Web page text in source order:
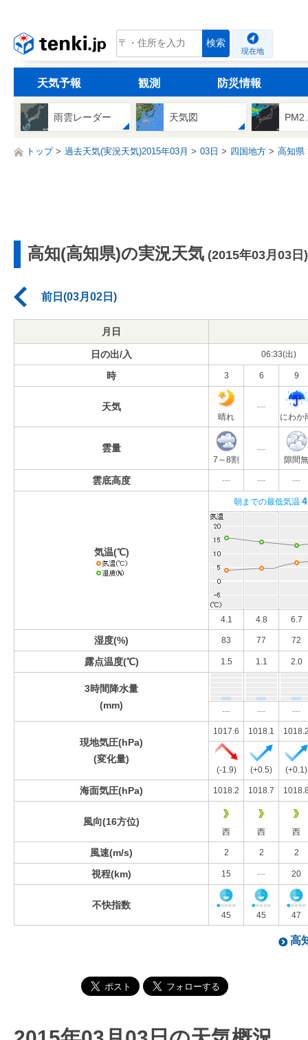
tenki.jp 検索
現在地
天気予報 観測 防災情報
雨雲レーダー 天気図
トップ 過去天気(実況天気)2015年03月 03日 四国地方 高知県
高知(高知県)の実況天気 (2015年03月03日)
前日(03月02日)
月日
日の出/入 06:33(出)
時 3 6 9
天気
晴れ
---
にわか
雲量
7～8割
---
隙間無
雲底高度 --- --- ---
気温(℃)
朝までの最低気温
4.1 4.8 6.7
湿度(%) 83 77 72
露点温度(℃) 1.5 1.1 2.0
3時間降水量
(mm)
--- --- ---
現地気圧(hPa)
(変化量)
1017.6 1018.1
(-1.9) (+0.5) (+0.1)
海面気圧(hPa) 1018.2 1018.7
風向(16方位)
西 西 西
風速(m/s) 2 2 2
視程(km) 15 --- 20
不快指数
45 45 47
高